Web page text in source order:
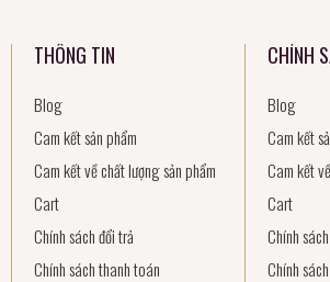
THÔNG TIN
Blog
Cam kết sản phẩm
Cam kết về chất lượng sản phẩm
Cart
Chính sách đổi trả
Chính sách thanh toán
CHÍNH
Blog
Cam kết
Cam kết
Cart
Chính
Chính